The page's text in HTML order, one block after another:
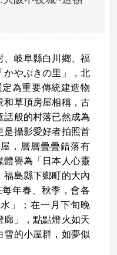
、岐阜縣白川鄉、福
かやぶきの里」，北
定為重要傳統建造物
和草頂房屋相稱，古
話般的村落已然成為
是攝影愛好者拍照首
，層層疊疊錯落有
體譽為「日本人心靈
福島縣下鄉町的大內
年春、秋季，會各
」；在一月下旬晚
廊」，點點燈火如天
雪的小屋群，如夢似